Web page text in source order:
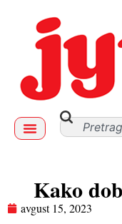
Kako
avgust 15, 2023